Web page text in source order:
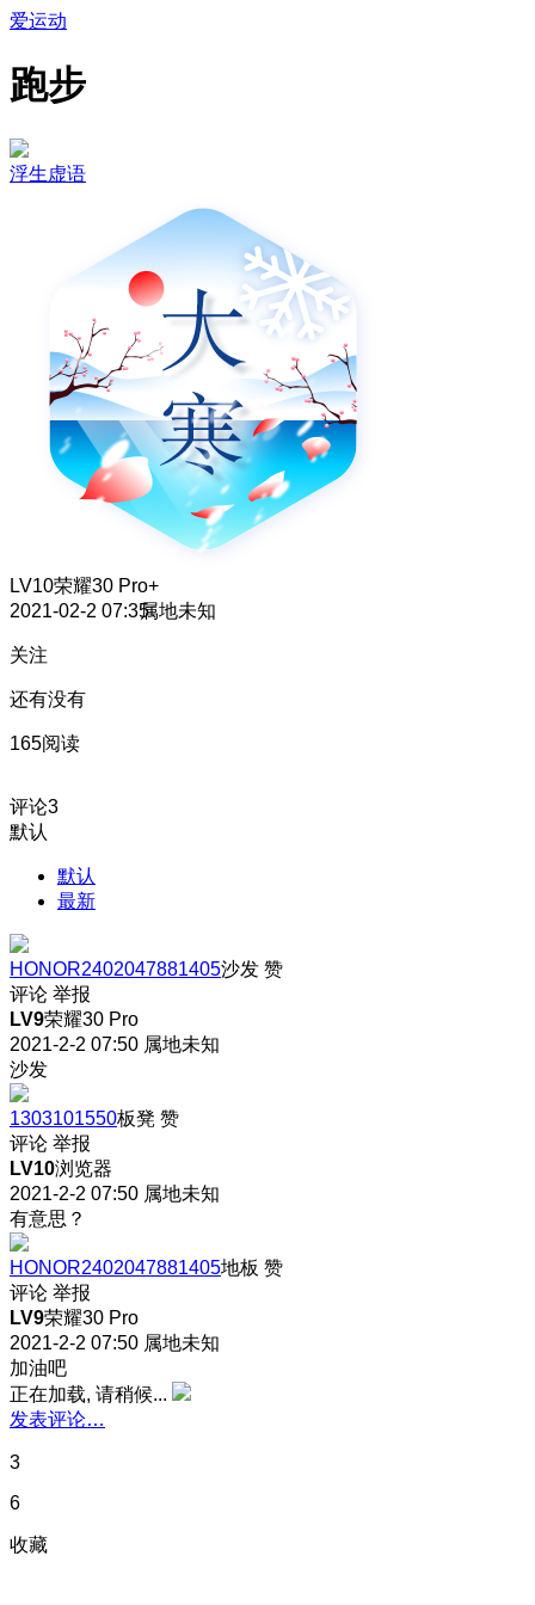
爱运动
跑步
浮生虚语
LV10荣耀30 Pro+
2021-02-2 07:35属地未知
关注
还有没有
165阅读
评论3
默认
默认
最新
HONOR2402047881405沙发 赞
评论 举报
LV9荣耀30 Pro
2021-2-2 07:50 属地未知
沙发
1303101550板凳 赞
评论 举报
LV10浏览器
2021-2-2 07:50 属地未知
有意思？
HONOR2402047881405地板 赞
评论 举报
LV9荣耀30 Pro
2021-2-2 07:50 属地未知
加油吧
正在加载, 请稍候...
发表评论…
3
6
收藏